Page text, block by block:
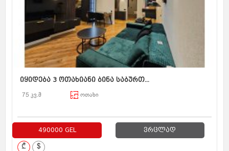
იყიდება 3 ოთახიანი ბინა საბურთ...
75 კვ.მ ოთახი
490000 GEL ვრცლად
₾ $